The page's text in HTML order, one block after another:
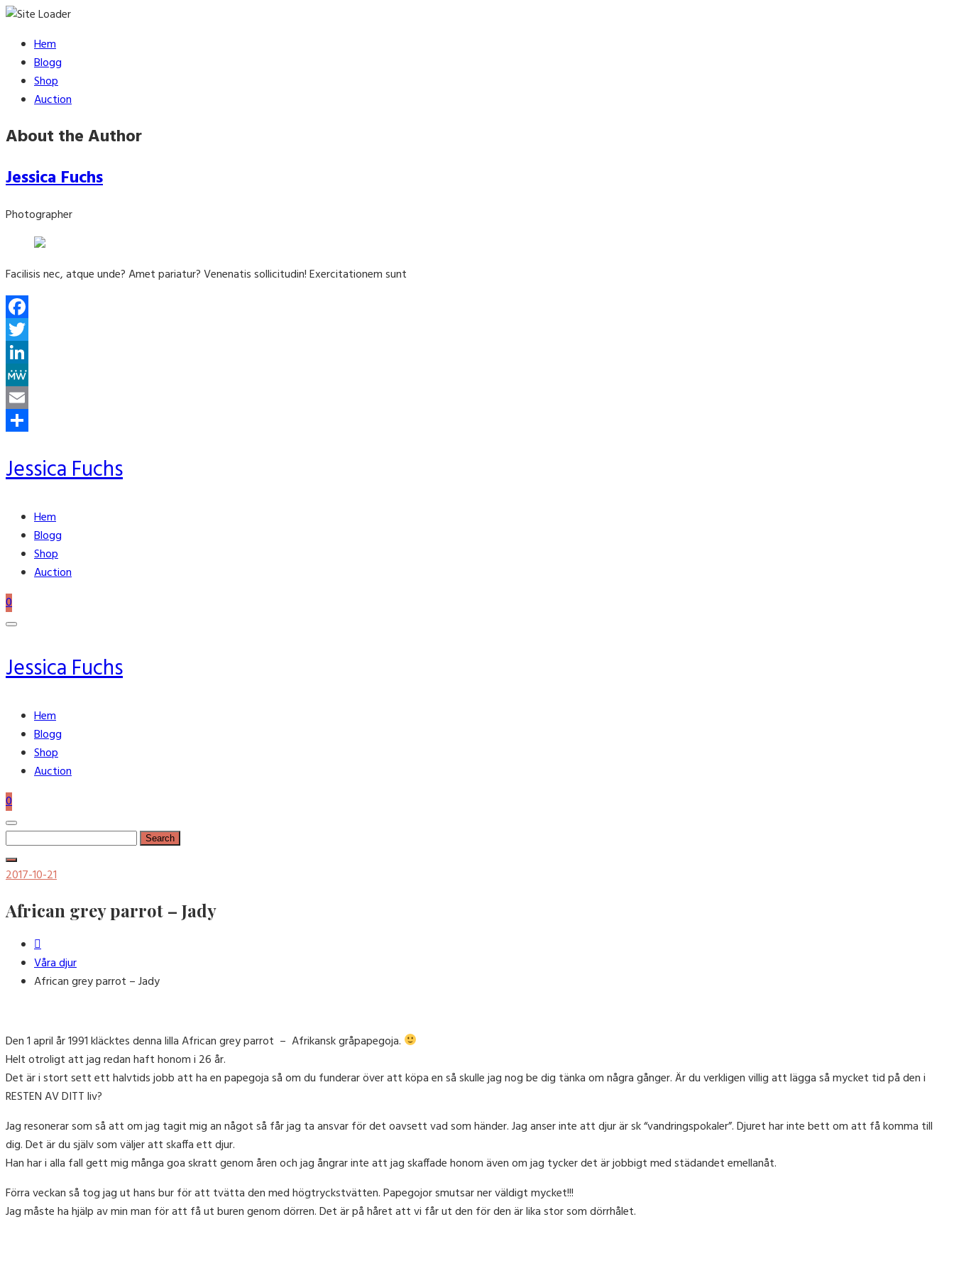
Skip
content
Hem
Blogg
Shop
Auction
About the Author
Jessica Fuchs
Photographer
Facilisis nec, atque unde? Amet pariatur? Venenatis sollicitudin! Exercitationem sunt
Facebook
Twitter
LinkedIn
MeWe
Email
Jessica Fuchs
Hem
Blogg
Shop
Auction
0
Jessica Fuchs
Hem
Blogg
Shop
Auction
0
Search
for:
Posted
2017-10-21
African grey parrot – Jady
Våra djur
African grey parrot – Jady
Den 1 april år 1991 kläcktes denna lilla African grey parrot – Afrikansk gråpapegoja.
Helt otroligt att jag redan haft honom i 26 år.
Det är i stort sett ett halvtids jobb att ha en papegoja så om du funderar över att köpa en så skulle jag nog be dig tänka om några gånger. Är du verkligen villig att lägga så mycket tid på den i
RESTEN AV DITT liv?
Jag resonerar som så att om jag tagit mig an något så får jag ta ansvar för det oavsett vad som händer. Jag anser inte att djur är sk “vandringspokaler”. Djuret har inte bett om att få komma till
dig. Det är du själv som väljer att skaffa ett djur.
Han har i alla fall gett mig många goa skratt genom åren och jag ångrar inte att jag skaffade honom även om jag tycker det är jobbigt med städandet emellanåt.
Förra veckan så tog jag ut hans bur för att tvätta den med högtryckstvätten. Papegojor smutsar ner väldigt mycket!!!
Jag måste ha hjälp av min man för att få ut buren genom dörren. Det är på håret att vi får ut den för den är lika stor som dörrhålet.